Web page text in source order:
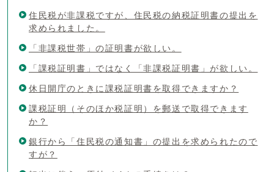
住民税が非課税ですが、住民税の納税証明書の提出を
求められました。
「非課税世帯」の証明書が欲しい。
「課税証明書」ではなく「非課税証明書」が欲しい。
休日開庁のときに課税証明書を取得できますか？
課税証明（そのほか税証明）を郵送で取得できます
か？
銀行から「住民税の通知書」の提出を求められたので
すが？